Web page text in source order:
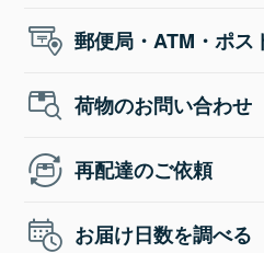
郵便局・ATM・ポス
荷物のお問い合わせ
再配達のご依頼
お届け日数を調べる